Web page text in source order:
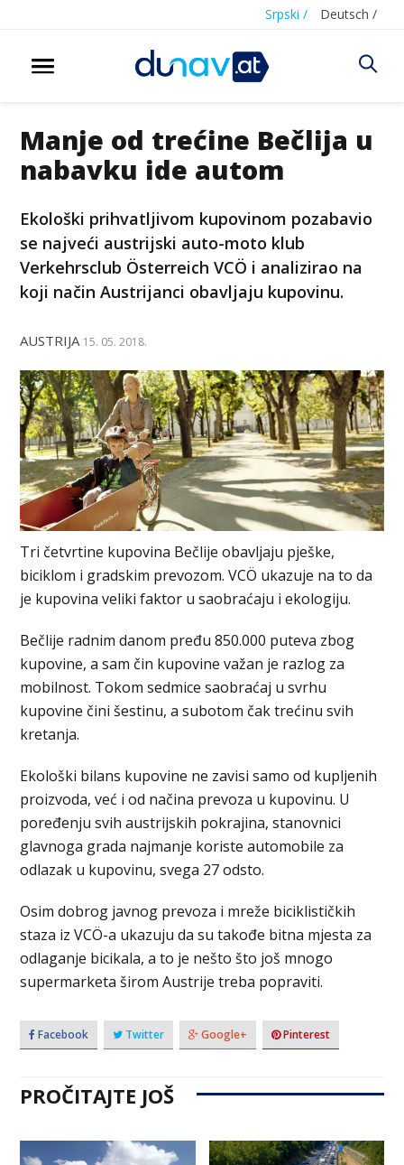
Srpski / Deutsch /
Manje od trećine Bečlija u
nabavku ide autom
Ekološki prihvatljivom kupovinom pozabavio
se najveći austrijski auto-moto klub
Verkehrsclub Österreich VCÖ i analizirao na
koji način Austrijanci obavljaju kupovinu.
AUSTRIJA 15. 05. 2018.
Tri četvrtine kupovina Bečlije obavljaju pješke,
biciklom i gradskim prevozom. VCÖ ukazuje na to da
je kupovina veliki faktor u saobraćaju i ekologiju.
Bečlije radnim danom pređu 850.000 puteva zbog
kupovine, a sam čin kupovine važan je razlog za
mobilnost. Tokom sedmice saobraćaj u svrhu
kupovine čini šestinu, a subotom čak trećinu svih
kretanja.
Ekološki bilans kupovine ne zavisi samo od kupljenih
proizvoda, već i od načina prevoza u kupovinu. U
poređenju svih austrijskih pokrajina, stanovnici
glavnoga grada najmanje koriste automobile za
odlazak u kupovinu, svega 27 odsto.
Osim dobrog javnog prevoza i mreže biciklističkih
staza iz VCÖ-a ukazuju da su takođe bitna mjesta za
odlaganje bicikala, a to je nešto što još mnogo
supermarketa širom Austrije treba popraviti.
Facebook Twitter Google+ Pinterest
PROČITAJTE JOŠ